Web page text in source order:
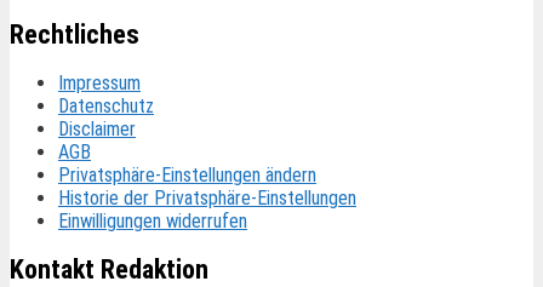
Rechtliches
Impressum
Datenschutz
Disclaimer
AGB
Privatsphäre-Einstellungen ändern
Historie der Privatsphäre-Einstellungen
Einwilligungen widerrufen
Kontakt Redaktion